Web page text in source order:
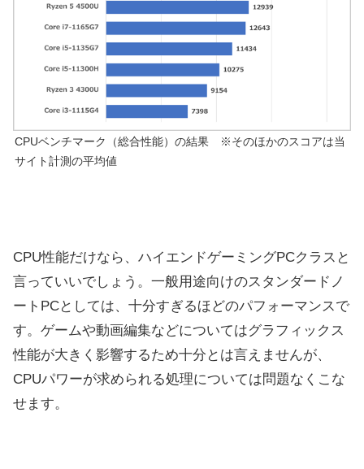
CPUベンチマーク（総合性能）の結果 ※そのほかのスコアは当
サイト計測の平均値
CPU性能だけなら、ハイエンドゲーミングPCクラスと
言っていいでしょう。一般用途向けのスタンダードノ
ートPCとしては、十分すぎるほどのパフォーマンスで
す。ゲームや動画編集などについてはグラフィックス
性能が大きく影響するため十分とは言えませんが、
CPUパワーが求められる処理については問題なくこな
せます。